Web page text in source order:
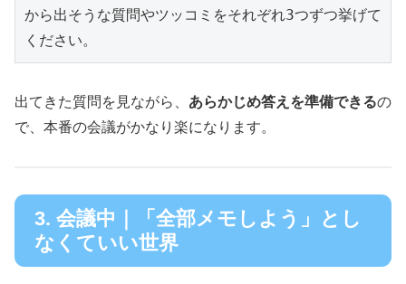
から出そうな質問やツッコミをそれぞれ3つずつ挙げて
ください。
出てきた質問を見ながら、 あらかじめ答えを準備できるの
で、本番の会議がかなり楽になります。
3. 会議中｜「全部メモしよう」とし
なくていい世界